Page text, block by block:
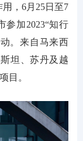
，6月25日至7
参加2023“知行
。来自马来西
坦、苏丹及越
目。